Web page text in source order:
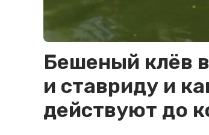
Бешеный клёв
и ставриду и
действуют до